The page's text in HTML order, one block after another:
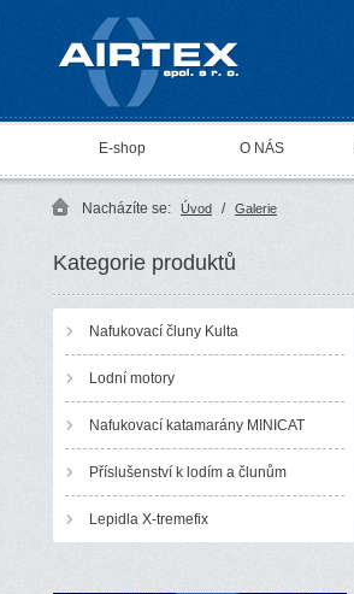
AIRTEX spol. s r. o.
E-shop O NÁS
Nacházíte se: Úvod / Galerie
Kategorie produktů
Nafukovací čluny Kulta
Lodní motory
Nafukovací katamarány MINICAT
Příslušenství k lodím a člunům
Lepidla X-tremefix